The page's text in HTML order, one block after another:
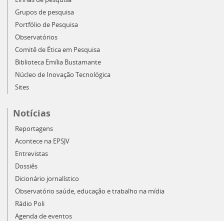
Grupos de pesquisa
Portfólio de Pesquisa
Observatórios
Comitê de Ética em Pesquisa
Biblioteca Emília Bustamante
Núcleo de Inovação Tecnológica
Sites
Notícias
Reportagens
Acontece na EPSJV
Entrevistas
Dossiês
Dicionário jornalístico
Observatório saúde, educação e trabalho na mídia
Rádio Poli
Agenda de eventos